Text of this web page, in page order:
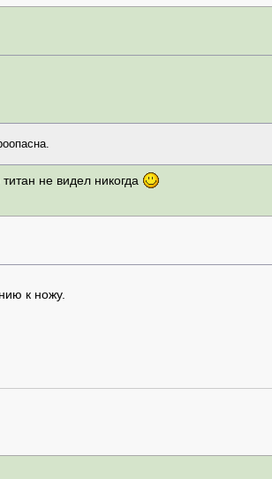
не видел никогда
к ножу.